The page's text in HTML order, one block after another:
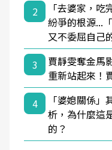
2
「去婆家，
紛爭的根源...
又不委屈自己
3
賈靜雯奪金馬
重新站起來！
4
「婆媳關係
析，為什麼這
的？